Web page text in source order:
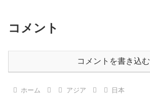
コメント
コメントを書き込む
ホーム アジア 日本